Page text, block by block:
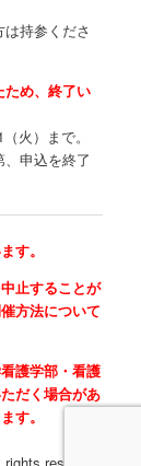
持参くださ
ため、終了い
火）まで。
申込を終了
す。
止することが
方法について
護学部・看護
だく場合があ
す。